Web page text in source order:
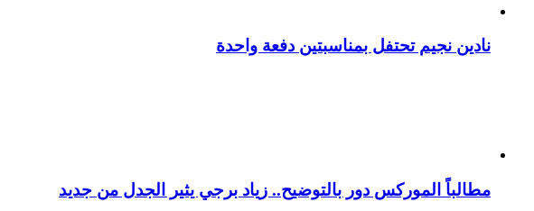
نادين نجيم تحتفل بمناسبتين دفعة واحدة
مطالباً الموركس دور بالتوضيح.. زياد برجي يثير الجدل من جديد